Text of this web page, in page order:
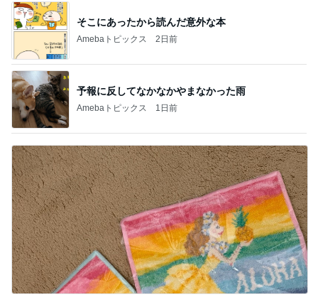
そこにあったから読んだ意外な本
Amebaトピックス 2日前
予報に反してなかなかやまなかった雨
Amebaトピックス 1日前